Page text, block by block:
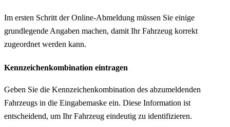
Im ersten Schritt der Online-Abmeldung müssen Sie einige
grundlegende Angaben machen, damit Ihr Fahrzeug korrekt
zugeordnet werden kann.
Kennzeichenkombination eintragen
Geben Sie die Kennzeichenkombination des abzumeldenden
Fahrzeugs in die Eingabemaske ein. Diese Information ist
entscheidend, um Ihr Fahrzeug eindeutig zu identifizieren.